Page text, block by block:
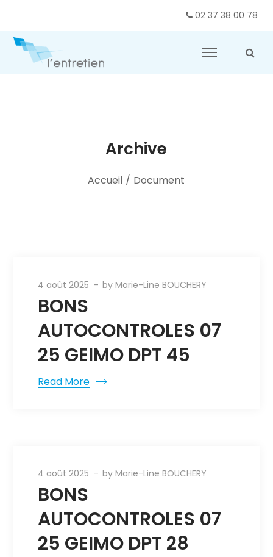
02 37 38 00 78
Archive
Accueil / Document
4 août 2025 byMarie-Line BOUCHERY
BONS
AUTOCONTROLES 07
25 GEIMO DPT 45
Read More
4 août 2025 byMarie-Line BOUCHERY
BONS
AUTOCONTROLES 07
25 GEIMO DPT 28